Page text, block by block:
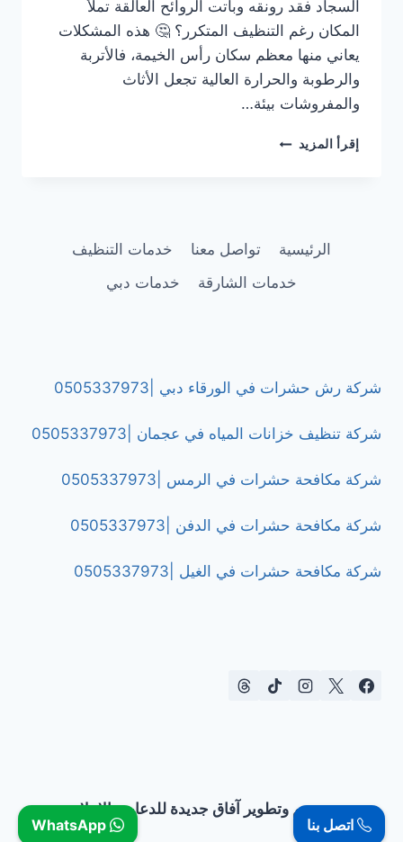
السجاد فقد رونقه وباتت الروائح العالقة تملأ
المكان رغم التنظيف المتكرر؟ 🤔 هذه المشكلات
يعاني منها معظم سكان رأس الخيمة، فالأتربة
والرطوبة والحرارة العالية تجعل الأثاث
والمفروشات بيئة…
إقرأ المزيد شركة
الخيمة/0505337973الرئيسية تواصل معنا
خدمات التنظيف
خدمات الشارقة
خدمات دبي
شركة رش حشرات في الورقاء دبي |0505337973
شركة تنظيف خزانات المياه في عجمان |0505337973
شركة مكافحة حشرات في الرمس |0505337973
شركة مكافحة حشرات في الدفن |0505337973
شركة مكافحة حشرات في الغيل |0505337973
تصميم وتطوير آفاق جديدة للدعاية والإعلان
اتصل بنا